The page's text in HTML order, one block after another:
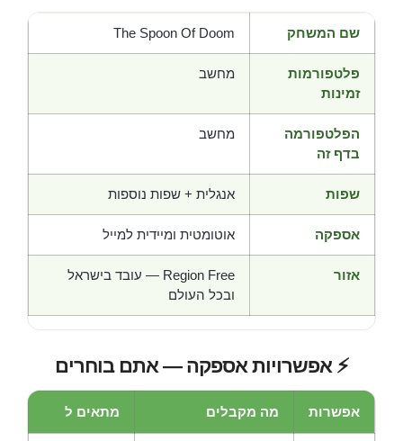
שם המשחק The Spoon Of Doom
פלטפורמות
זמינות
מחשב
הפלטפורמה
בדף זה
מחשב
שפות אנגלית + שפות נוספות
אספקה אוטומטית ומיידית למייל
אזור
Region Free — עובד בישראל
ובכל העולם
⚡ אפשרויות אספקה — אתם בוחרים
אפשרות מה מקבלים מתאים ל